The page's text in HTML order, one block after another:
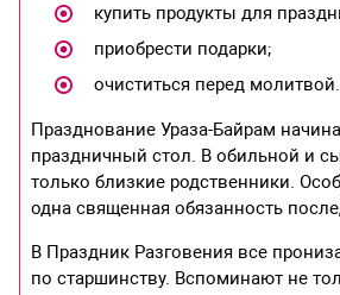
купить продукты для
приобрести подарки;
очиститься перед молитвой.
Празднование Ураза-Байрам
праздничный стол. В обильной и
только близкие родственники.
одна священная обязанность
В Праздник Разговения все
по старшинству. Вспоминают не